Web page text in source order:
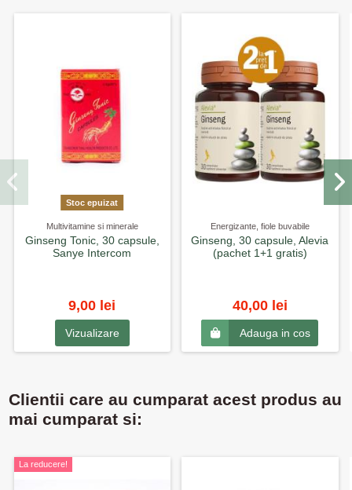
Stoc epuizat
Multivitamine si minerale
Ginseng Tonic, 30 capsule,
Sanye Intercom
9,00 lei
Vizualizare
Energizante, fiole buvabile
Ginseng, 30 capsule, Alevia
(pachet 1+1 gratis)
40,00 lei
Adauga in cos
Clientii care au cumparat acest produs au
mai cumparat si:
La reducere!